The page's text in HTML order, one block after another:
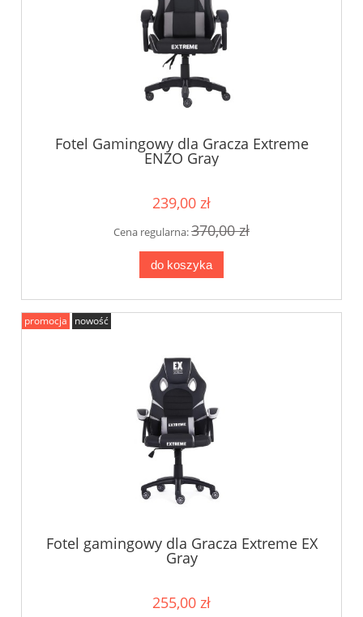
Fotel Gamingowy dla Gracza Extreme
ENZO Gray
239,00 zł
Cena regularna:370,00 zł
do koszyka
Fotel gamingowy dla Gracza Extreme EX
Gray
255,00 zł
promocja nowość